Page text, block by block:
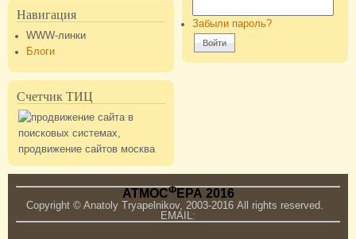
Навигация
WWW-линки
Блоги
Счетчик ТИЦ
Забыли пароль?
АТМОСФЕРА 2016
Copyright © Anatoly Tryapelnikov, 2003-2016 All rights reserved.
EMAIL: